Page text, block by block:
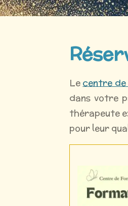
Le centre de
dans votre
thérapeute
pour leur